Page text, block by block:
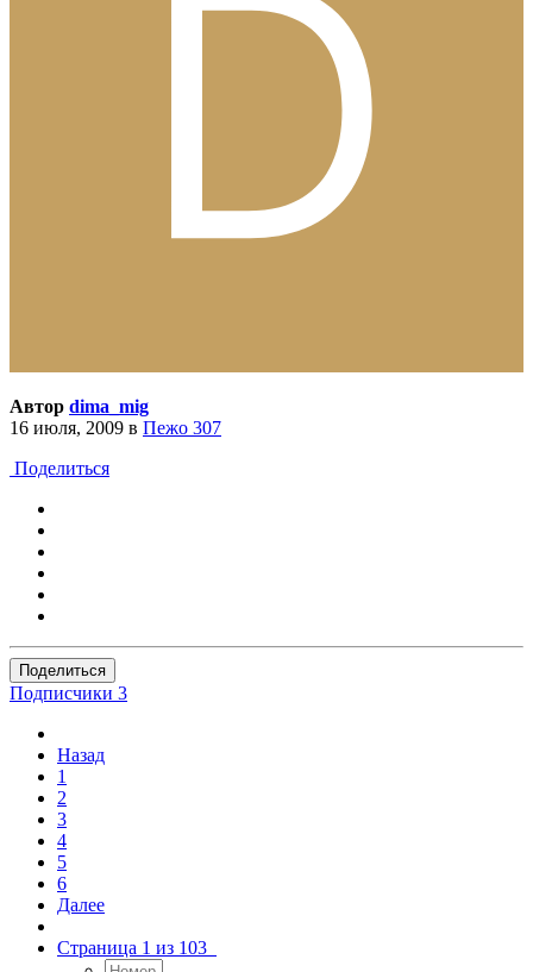
Автор dima_mig
16 июля, 2009 в Пежо 307
Поделиться
Поделиться
Подписчики 3
Назад
1
2
3
4
5
6
Далее
Страница 1 из 103